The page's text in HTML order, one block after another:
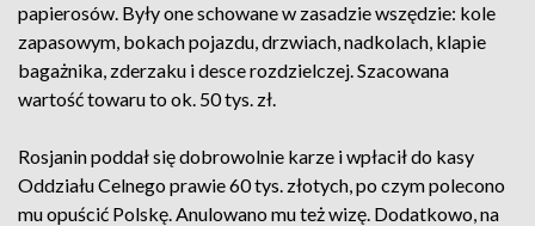
papierosów. Były one schowane w zasadzie wszędzie: kole
zapasowym, bokach pojazdu, drzwiach, nadkolach, klapie
bagażnika, zderzaku i desce rozdzielczej. Szacowana
wartość towaru to ok. 50 tys. zł.
Rosjanin poddał się dobrowolnie karze i wpłacił do kasy
Oddziału Celnego prawie 60 tys. złotych, po czym polecono
mu opuścić Polskę. Anulowano mu też wizę. Dodatkowo, na